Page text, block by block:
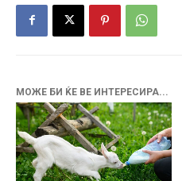
МОЖЕ БИ ЌЕ ВЕ ИНТЕРЕСИРА...